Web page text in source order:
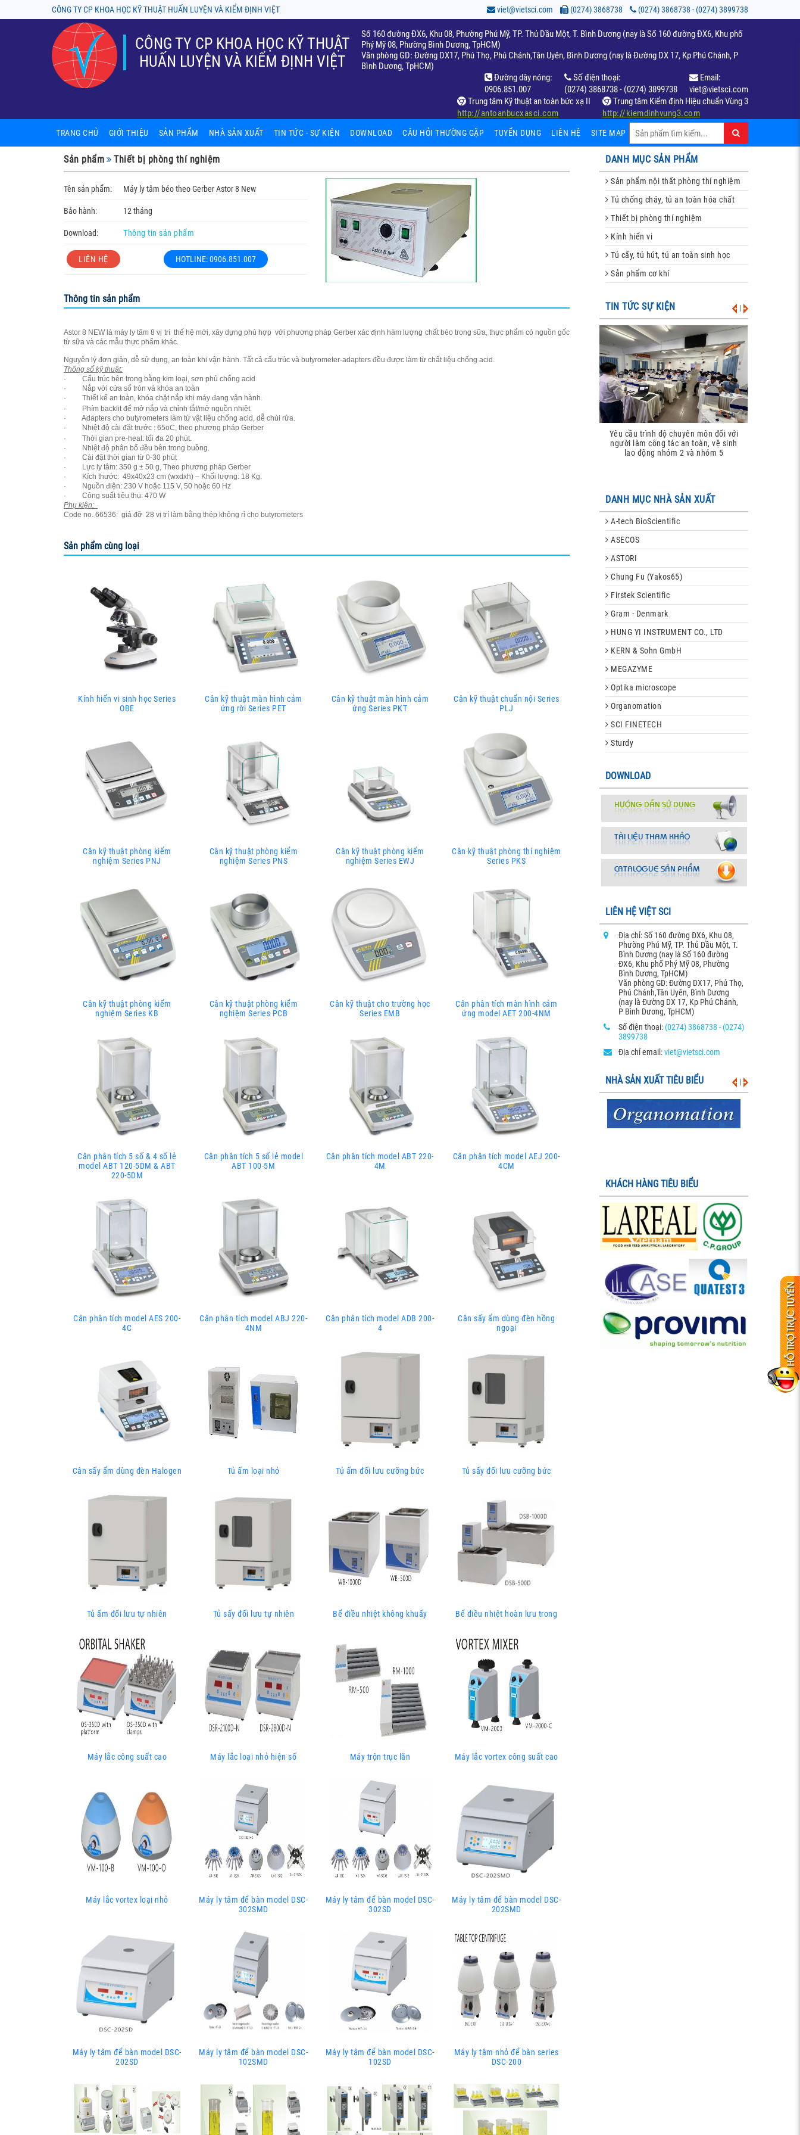
CÔNG TY CP KHOA HỌC KỸ THUẬT HUẤN LUYỆN VÀ KIỂM ĐỊNH VIỆT (0274) 3868738 - (0274) 3899738
(0274) 3868738
viet@vietsci.com
CÔNG TY CP KHOA HỌC KỸ THUẬT
HUẤN LUYỆN VÀ KIỂM ĐỊNH VIỆT
Số 160 đường ĐX6, Khu 08, Phường Phú Mỹ, TP. Thủ Dầu Một, T. Bình Dương (nay là Số 160 đường ĐX6, Khu phố
Phý Mỹ 08, Phường Bình Dương, TpHCM)
Văn phòng GD: Đường DX17, Phú Thọ, Phú Chánh,Tân Uyên, Bình Dương (nay là Đường DX 17, Kp Phú Chánh, P
Bình Dương, TpHCM)
Email:
viet@vietsci.com
Số điện thoại:
(0274) 3868738 - (0274) 3899738
Đường dây nóng:
0906.851.007
Trung tâm Kiểm định Hiệu chuẩn Vùng 3
http://kiemdinhvung3.com
Trung tâm Kỹ thuật an toàn bức xạ II
http://antoanbucxasci.com
TRANG CHỦ GIỚI THIỆU SẢN PHẨM
Sản phẩm nội thất phòng thí nghiệm
Sản phẩm cơ khí
NHÀ SẢN XUẤT
A-tech BioScientific
Gram - Denmark
KERN & Sohn GmbH
MEGAZYME
SCI FINETECH
Sturdy
TIN TỨC - SỰ KIỆN DOWNLOAD CÂU HỎI THƯỜNG GẶP TUYỂN DỤNG LIÊN HỆ SITE MAP
Sản phẩm Thiết bị phòng thí nghiệm
Tên sản phẩm: Máy ly tâm béo theo Gerber Astor 8 New
Bảo hành: 12 tháng
Download: Thông tin sản phẩm
LIÊN HỆ HOTLINE: 0906.851.007
Thông tin sản phẩm
Astor 8 NEW là máy ly tâm 8 vị trí thế hệ mới, xây dựng phù hợp với phương pháp Gerber xác định hàm lượng chất béo trong sữa, thực phẩm có nguồn gốc
từ sữa và các mẫu thực phẩm khác.
Nguyên lý đơn giản, dễ sử dụng, an toàn khi vận hành. Tất cả cấu trúc và butyrometer-adapters đều được làm từ chất liệu chống acid.
Thông số kỹ thuật:
· Cấu trúc bên trong bằng kim loại, sơn phủ chống acid
· Nắp với cửa sổ tròn và khóa an toàn
· Thiết kế an toàn, khóa chặt nắp khi máy đang vận hành.
· Phím backlit để mở nắp và chỉnh tắt/mở nguồn nhiệt.
· Adapters cho butyrometers làm từ vật liệu chống acid, dễ chùi rửa.
· Nhiệt độ cài đặt trước : 65oC, theo phương pháp Gerber
· Thời gian pre-heat: tối đa 20 phút.
· Nhiệt độ phân bổ đều bên trong buồng.
· Cài đặt thời gian từ 0-30 phút
· Lực ly tâm: 350 g ± 50 g, Theo phương pháp Gerber
· Kích thước: 49x40x23 cm (wxdxh) – Khối lượng: 18 Kg.
· Nguồn điện: 230 V hoặc 115 V, 50 hoặc 60 Hz
· Công suất tiêu thụ: 470 W
Phụ kiện:
Code no. 66536: giá đỡ 28 vị trí làm bằng thép không rỉ cho butyrometers
Sản phẩm cùng loại
Kính hiển vi sinh học Series
OBE
Cân kỹ thuật màn hình cảm
ứng rời Series PET
Cân kỹ thuật màn hình cảm
ứng Series PKT
Cân kỹ thuật chuẩn nội Series
PLJ
Cân kỹ thuật phòng kiểm
nghiệm Series PNJ
Cân kỹ thuật phòng kiểm
nghiệm Series PNS
Cân kỹ thuật phòng kiểm
nghiệm Series EWJ
Cân kỹ thuật phòng thí nghiệm
Series PKS
Cân kỹ thuật phòng kiểm
nghiệm Series KB
Cân kỹ thuật phòng kiểm
nghiệm Series PCB
Cân kỹ thuật cho trường học
Series EMB
Cân phân tích màn hình cảm
ứng model AET 200-4NM
Cân phân tích 5 số & 4 số lẻ
model ABT 120-5DM & ABT
220-5DM
Cân phân tích 5 số lẻ model
ABT 100-5M
Cân phân tích model ABT 220-
4M
Cân phân tích model AEJ 200-
4CM
Cân phân tích model AES 200-
4C
Cân phân tích model ABJ 220-
4NM
Cân phân tích model ADB 200-
4
Cân sấy ẩm dùng đèn hồng
ngoại
Cân sấy ẩm dùng đèn Halogen Tủ ấm loại nhỏ Tủ ấm đối lưu cưỡng bức Tủ sấy đối lưu cưỡng bức
Tủ ấm đối lưu tự nhiên Tủ sấy đối lưu tự nhiên Bể điều nhiệt không khuấy Bể điều nhiệt hoàn lưu trong
Máy lắc công suất cao Máy lắc loại nhỏ hiện số Máy trộn trục lăn Máy lắc vortex công suất cao
Máy lắc vortex loại nhỏ
Máy ly tâm để bàn model DSC-
302SMD
Máy ly tâm để bàn model DSC-
302SD
Máy ly tâm để bàn model DSC-
202SMD
Máy ly tâm để bàn model DSC-
202SD
Máy ly tâm để bàn model DSC-
102SMD
Máy ly tâm để bàn model DSC-
102SD
Máy ly tâm nhỏ để bàn series
DSC-200
DANH MỤC SẢN PHẨM
Sản phẩm nội thất phòng thí nghiệm
Tủ chống cháy, tủ an toàn hóa chất
Thiết bị phòng thí nghiệm
Kính hiển vi
Tủ cấy, tủ hút, tủ an toàn sinh học
Sản phẩm cơ khí
TIN TỨC SỰ KIỆN
Đào tạo an toàn bức xạ theo quy định
hiện hành (năm 2025)
DANH MỤC NHÀ SẢN XUẤT
A-tech BioScientific
ASECOS
ASTORI
Chung Fu (Yakos65)
Firstek Scientific
Gram - Denmark
HUNG YI INSTRUMENT CO., LTD
KERN & Sohn GmbH
MEGAZYME
Optika microscope
Organomation
SCI FINETECH
Sturdy
DOWNLOAD
LIÊN HỆ VIỆT SCI
Địa chỉ: Số 160 đường ĐX6, Khu 08,
Phường Phú Mỹ, TP. Thủ Dầu Một, T.
Bình Dương (nay là Số 160 đường
ĐX6, Khu phố Phý Mỹ 08, Phường
Bình Dương, TpHCM)
Văn phòng GD: Đường DX17, Phú Thọ,
Phú Chánh,Tân Uyên, Bình Dương
(nay là Đường DX 17, Kp Phú Chánh,
P Bình Dương, TpHCM)
Số điện thoại: (0274) 3868738 - (0274)
3899738
Địa chỉ email:viet@vietsci.com
NHÀ SẢN XUẤT TIÊU BIỂU
KHÁCH HÀNG TIÊU BIỂU